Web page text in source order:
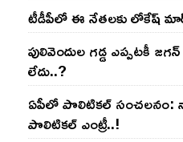
టీడీపీలో ఈ నేత‌ల‌కు లోకేష్
పులివెందుల గ‌డ్డ ఎప్ప‌ట‌కీ
లేదు..?
ఏపీలో పొలిటిక‌ల్ సంచ‌ల‌నం:
పొలిటికల్ ఎంట్రీ..!